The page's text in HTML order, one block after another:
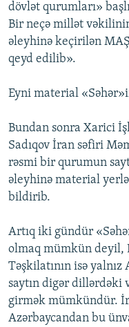
dövlət qurumları»
Bir neçə millət
əleyhinə keçirilən
qeyd edilib».
Eyni material
Bundan sonra Xarici
Sadıqov İran səfiri
rəsmi bir qurumun
əleyhinə material
bildirib.
Artıq iki gündür
olmaq mümkün deyil,
Təşkilatının isə yalnız
saytın digər dillərdəki
girmək mümkündür.
Azərbaycandan bu